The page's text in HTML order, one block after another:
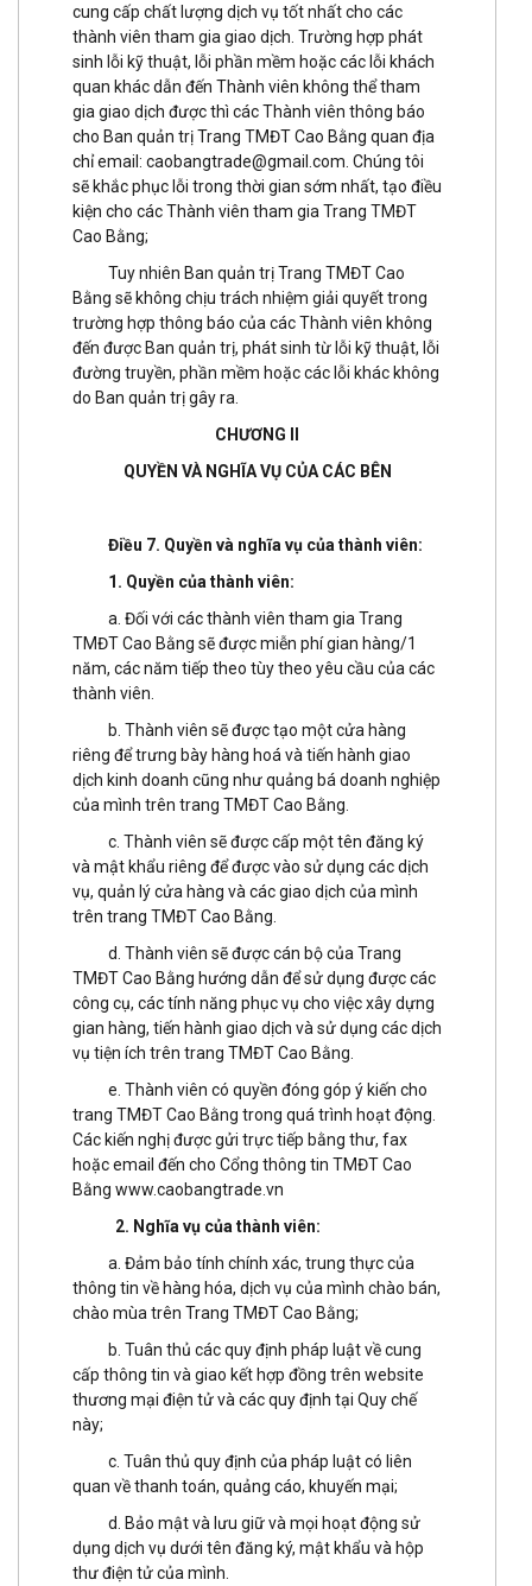
cung cấp chất lượng dịch vụ tốt nhất cho các
thành viên tham gia giao dịch. Trường hợp phát
sinh lỗi kỹ thuật, lỗi phần mềm hoặc các lỗi khách
quan khác dẫn đến Thành viên không thể tham
gia giao dịch được thì các Thành viên thông báo
cho Ban quản trị Trang TMĐT Cao Bằng quan địa
chỉ email: caobangtrade@gmail.com . Chúng tôi
sẽ khắc phục lỗi trong thời gian sớm nhất, tạo điều
kiện cho các Thành viên tham gia Trang TMĐT
Cao Bằng;
Tuy nhiên Ban quản trị Trang TMĐT Cao
Bằng sẽ không chịu trách nhiệm giải quyết trong
trường hợp thông báo của các Thành viên không
đến được Ban quản trị, phát sinh từ lỗi kỹ thuật, lỗi
đường truyền, phần mềm hoặc các lỗi khác không
do Ban quản trị gây ra.
CHƯƠNG II
QUYỀN VÀ NGHĨA VỤ CỦA CÁC BÊN
Điều 7. Quyền và nghĩa vụ của thành viên:
1. Quyền của thành viên:
a. Đối với các thành viên tham gia Trang
TMĐT Cao Bằng sẽ được miễn phí gian hàng/1
năm, các năm tiếp theo tùy theo yêu cầu của các
thành viên.
b. Thành viên sẽ được tạo một cửa hàng
riêng để trưng bày hàng hoá và tiến hành giao
dịch kinh doanh cũng như quảng bá doanh nghiệp
của mình trên trang TMĐT Cao Bằng.
c. Thành viên sẽ được cấp một tên đăng ký
và mật khẩu riêng để được vào sử dụng các dịch
vụ, quản lý cửa hàng và các giao dịch của mình
trên trang TMĐT Cao Bằng.
d. Thành viên sẽ được cán bộ của Trang
TMĐT Cao Bằng hướng dẫn để sử dụng được các
công cụ, các tính năng phục vụ cho việc xây dựng
gian hàng, tiến hành giao dịch và sử dụng các dịch
vụ tiện ích trên trang TMĐT Cao Bằng.
e. Thành viên có quyền đóng góp ý kiến cho
trang TMĐT Cao Bằng trong quá trình hoạt động.
Các kiến nghị được gửi trực tiếp bằng thư, fax
hoặc email đến cho Cổng thông tin TMĐT Cao
Bằng www.caobangtrade.vn
2. Nghĩa vụ của thành viên:
a. Đảm bảo tính chính xác, trung thực của
thông tin về hàng hóa, dịch vụ của mình chào bán,
chào mùa trên Trang TMĐT Cao Bằng;
b. Tuân thủ các quy định pháp luật về cung
cấp thông tin và giao kết hợp đồng trên website
thương mại điện tử và các quy định tại Quy chế
này;
c. Tuân thủ quy định của pháp luật có liên
quan về thanh toán, quảng cáo, khuyến mại;
d. Bảo mật và lưu giữ và mọi hoạt động sử
dụng dịch vụ dưới tên đăng ký, mật khẩu và hộp
thư điện tử của mình.